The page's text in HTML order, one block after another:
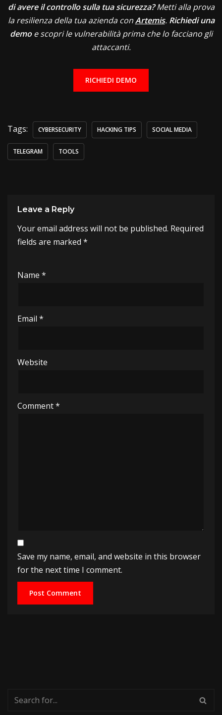
di avere il controllo sulla tua sicurezza?Metti alla prova
la resilienza della tua azienda conArtemis. Richiedi una
demoe scopri le vulnerabilità prima che lo facciano gli
attaccanti.
RICHIEDI DEMO
Tags: CYBERSECURITY HACKING TIPS SOCIAL MEDIA
TELEGRAM TOOLS
Leave a Reply
Your email address will not be published. Required
fields are marked *
Name *
Email *
Website
Comment*
Save my name, email, and website in this browser
for the next time I comment.
A
lt
v